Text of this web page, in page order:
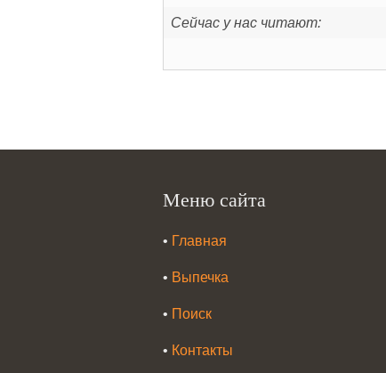
Сейчас у нас читают:
Меню сайта
• Главная
• Выпечка
• Поиск
• Контакты